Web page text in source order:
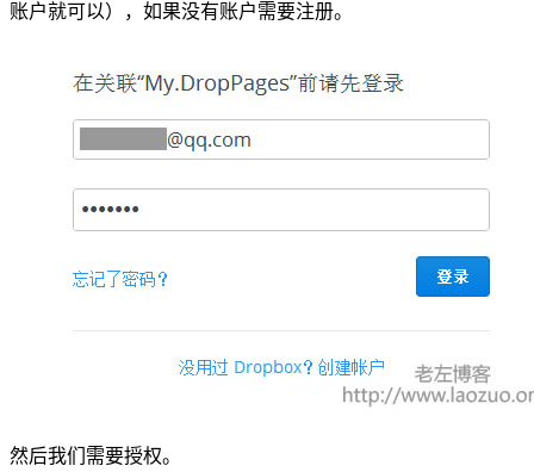
账户就可以），如果没有账户需要注册。
然后我们需要授权。